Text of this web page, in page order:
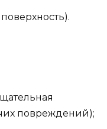
повреждений);